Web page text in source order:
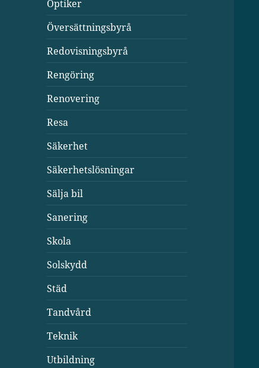
Optiker
Översättningsbyrå
Redovisningsbyrå
Rengöring
Renovering
Resa
Säkerhet
Säkerhetslösningar
Sälja bil
Sanering
Skola
Solskydd
Städ
Tandvård
Teknik
Utbildning